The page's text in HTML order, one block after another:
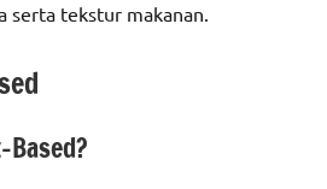
serta tekstur makanan.